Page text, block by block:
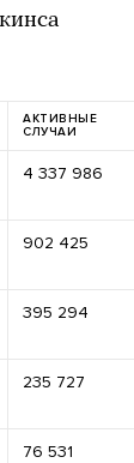
АКТИВНЫЕ
СЛУЧАИ
4 337 986
902 425
395 294
235 727
76 531